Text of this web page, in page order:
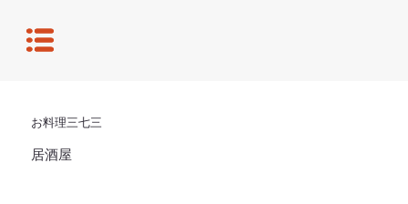
お料理三七三
居酒屋